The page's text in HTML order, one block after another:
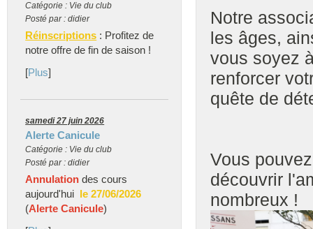
Catégorie : Vie du club
Posté par : didier
Réinscriptions : Profitez de
notre offre de fin de saison !
[Plus]
samedi 27 juin 2026
Alerte Canicule
Catégorie : Vie du club
Posté par : didier
Annulation des cours
aujourd'hui le 27/06/2026
(Alerte Canicule)
Notre
les âges,
vous soyez
renforcer
quête de
Vous
découvrir
nombreux !